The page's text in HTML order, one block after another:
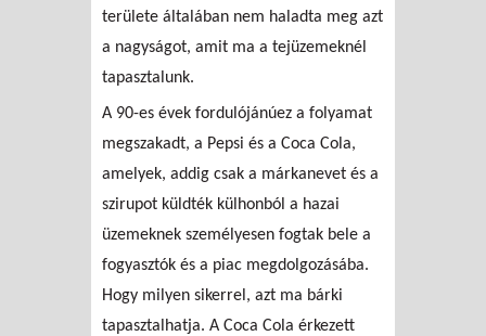
területe általában nem haladta meg azt
a nagyságot, amit ma a tejüzemeknél
tapasztalunk.
A 90-es évek fordulójánúez a folyamat
megszakadt, a Pepsi és a Coca Cola,
amelyek, addig csak a márkanevet és a
szirupot küldték külhonból a hazai
üzemeknek személyesen fogtak bele a
fogyasztók és a piac megdolgozásába.
Hogy milyen sikerrel, azt ma bárki
tapasztalhatja. A Coca Cola érkezett